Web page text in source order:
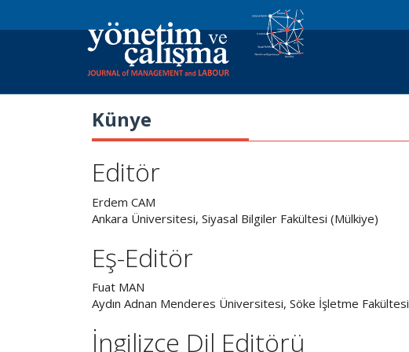
Künye
Editör
Erdem CAM
Ankara Üniversitesi, Siyasal Bilgiler Fakültesi (Mülkiye)
Eş-Editör
Fuat MAN
Aydın Adnan Menderes Üniversitesi, Söke İşletme Fakültesi
İngilizce Dil Editörü